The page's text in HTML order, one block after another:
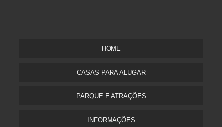
HOME
CASAS PARA ALUGAR
PARQUE E ATRAÇÕES
INFORMAÇÕES